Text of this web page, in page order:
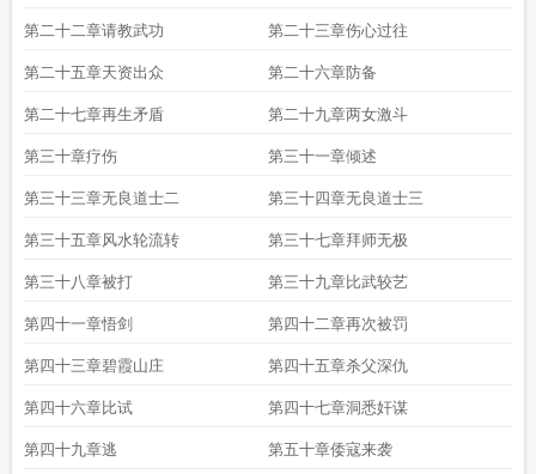
第二十二章请教武功 第二十三章伤心过往
第二十五章天资出众 第二十六章防备
第二十七章再生矛盾 第二十九章两女激斗
第三十章疗伤 第三十一章倾述
第三十三章无良道士二 第三十四章无良道士三
第三十五章风水轮流转 第三十七章拜师无极
第三十八章被打 第三十九章比武较艺
第四十一章悟剑 第四十二章再次被罚
第四十三章碧霞山庄 第四十五章杀父深仇
第四十六章比试 第四十七章洞悉奸谋
第四十九章逃 第五十章倭寇来袭